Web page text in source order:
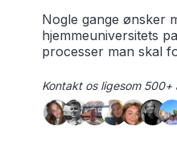
Nogle gange ønsker
hjemmeuniversitets
processer man skal
Kontakt os ligesom